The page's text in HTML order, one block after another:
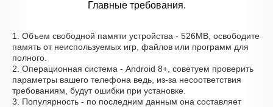
Главные требования.
1. Объем свободной памяти устройства - 526MB, освободите
память от неиспользуемых игр, файлов или программ для
полного.
2. Операционная система - Android 8+, советуем проверить
параметры вашего телефона ведь, из-за несоответствия
требованиям, будут ошибки при установке.
3. Популярность - по последним данным она составляет